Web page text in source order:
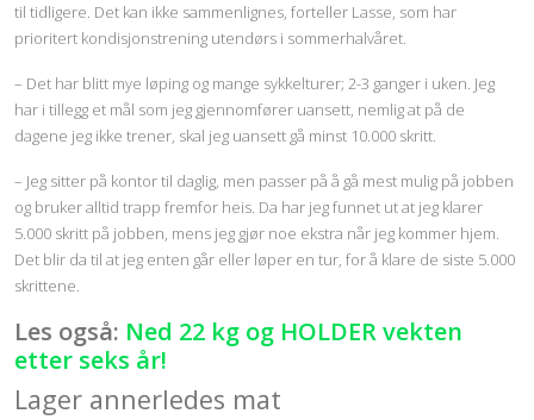
til tidligere. Det kan ikke sammenlignes, forteller Lasse, som har
prioritert kondisjonstrening utendørs i sommerhalvåret.
– Det har blitt mye løping og mange sykkelturer; 2-3 ganger i uken. Jeg
har i tillegg et mål som jeg gjennomfører uansett, nemlig at på de
dagene jeg ikke trener, skal jeg uansett gå minst 10.000 skritt.
– Jeg sitter på kontor til daglig, men passer på å gå mest mulig på jobben
og bruker alltid trapp fremfor heis. Da har jeg funnet ut at jeg klarer
5.000 skritt på jobben, mens jeg gjør noe ekstra når jeg kommer hjem.
Det blir da til at jeg enten går eller løper en tur, for å klare de siste 5.000
skrittene.
Les også: Ned 22 kg og HOLDER vekten
etter seks år!
Lager annerledes mat